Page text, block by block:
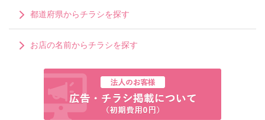
都道府県からチラシを探す
お店の名前からチラシを探す